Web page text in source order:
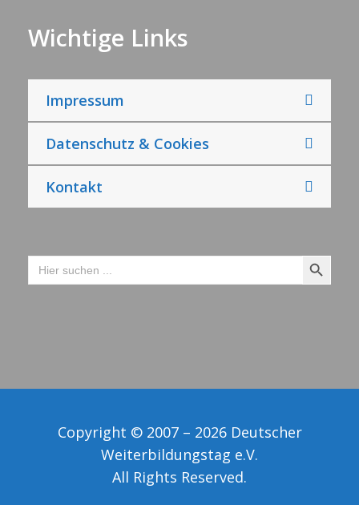
Wichtige Links
Impressum
Datenschutz & Cookies
Kontakt
Search
for:
Search Button
Copyright © 2007 – 2026 Deutscher
Weiterbildungstag e.V.
All Rights Reserved.